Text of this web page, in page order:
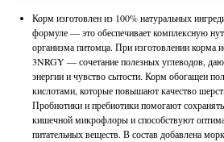
Корм изготовлен из 100% натуральных
формуле — это обеспечивает комплексную
организма питомца. При изготовлении корма
3NRGY — сочетание полезных углеводов,
энергии и чувство сытости. Корм обогащен
кислотами, которые повышают качество
Пробиотики и пребиотики помогают
кишечной микрофлоры и способствуют
питательных веществ. В состав добавлена